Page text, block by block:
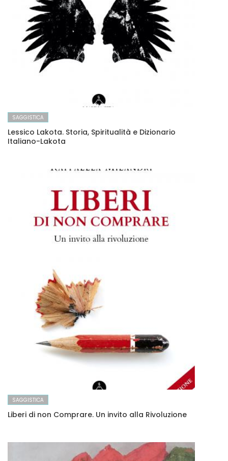
SAGGISTICA
Lessico Lakota. Storia, Spiritualità e Dizionario
Italiano-Lakota
SAGGISTICA
Liberi di non Comprare. Un invito alla Rivoluzione